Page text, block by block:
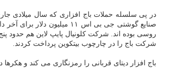
در پی سلسله حملات باج افزاری که سال میلادی
صنایع گوشتی جی بی اس
روسی بوده اند. شرکت کلونیال پایپ لاین هم حدود
شرکت باج را در چارچوب بیتکوین پرداخت کردند.
باج افزار دیتای قربانی را رمزنگاری می کند و